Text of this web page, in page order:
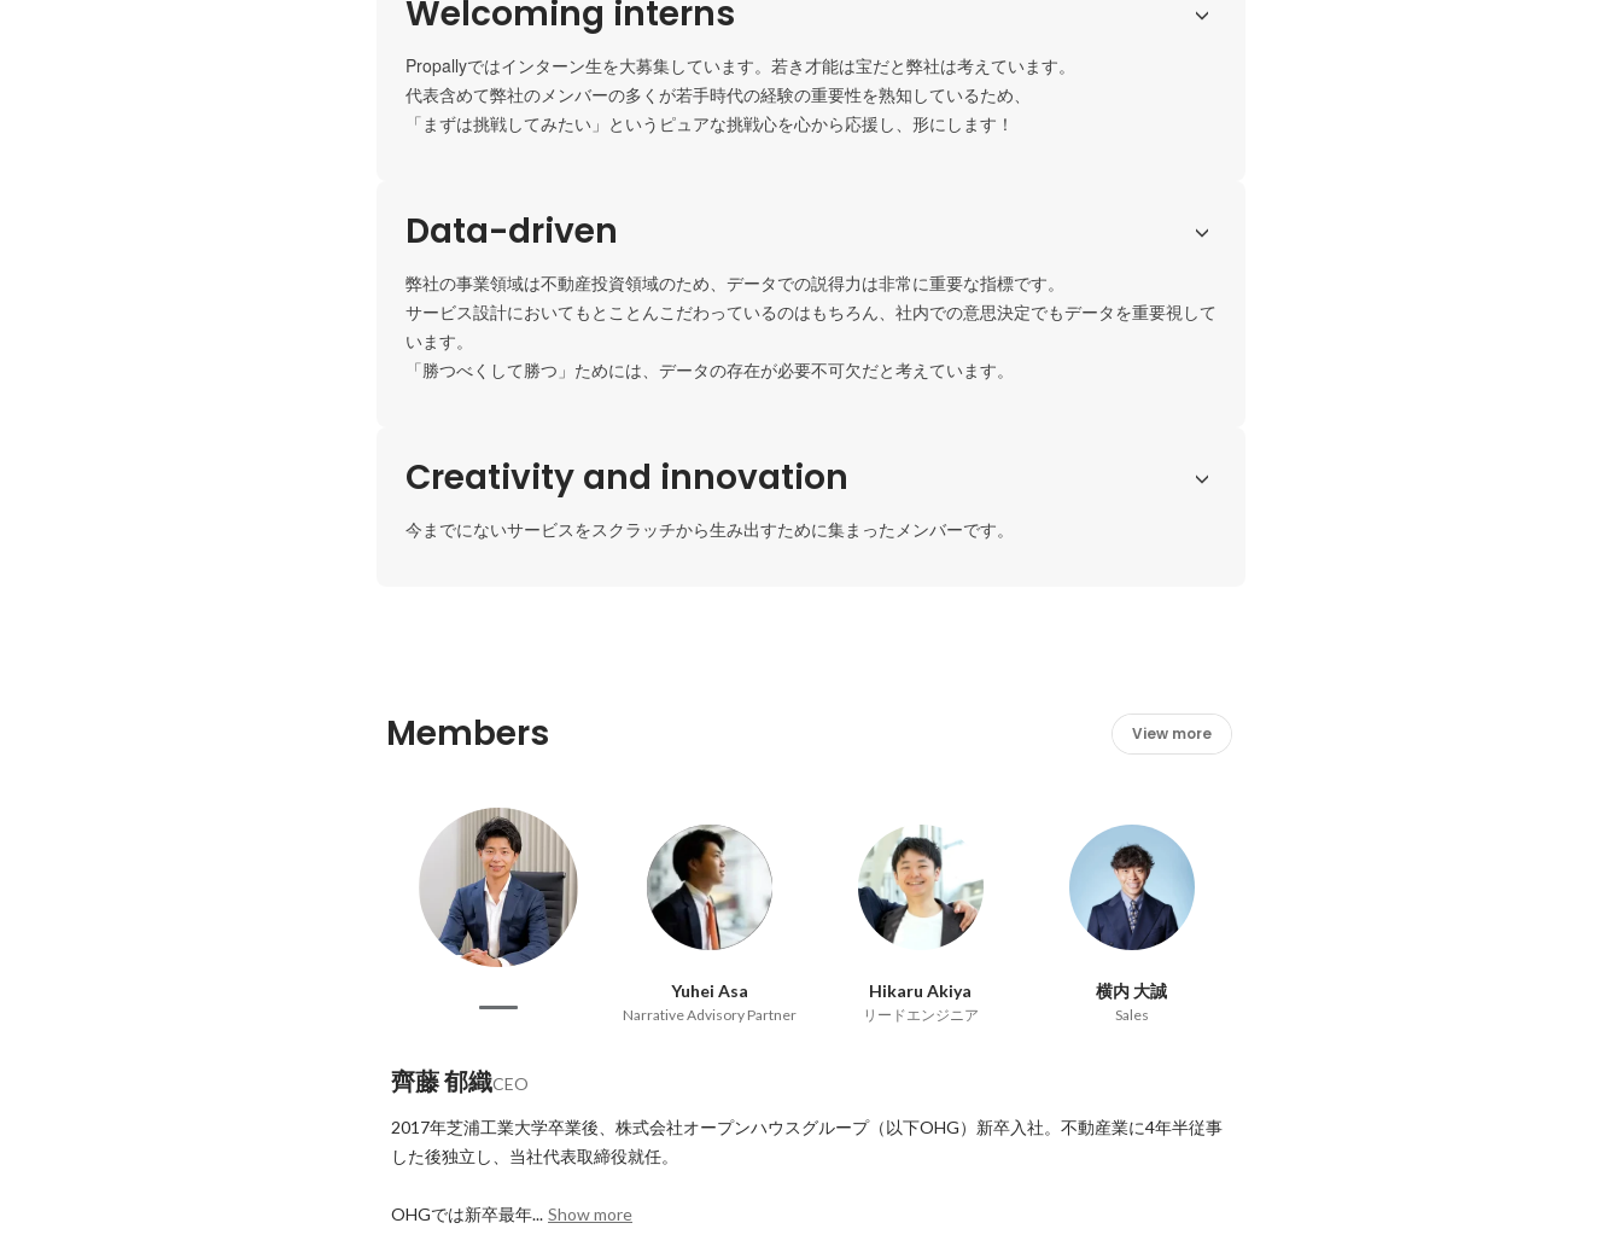
Welcoming interns
Propallyではインターン生を大募集しています。若き才能は宝だと弊社は考えています。
代表含めて弊社のメンバーの多くが若手時代の経験の重要性を熟知しているため、
「まずは挑戦してみたい」というピュアな挑戦心を心から応援し、形にします！
Data-driven
弊社の事業領域は不動産投資領域のため、データでの説得力は非常に重要な指標です。
サービス設計においてもとことんこだわっているのはもちろん、社内での意思決定でもデータを重要視して
います。
「勝つべくして勝つ」ためには、データの存在が必要不可欠だと考えています。
Creativity and innovation
今までにないサービスをスクラッチから生み出すために集まったメンバーです。
Members View more
Yuhei Asa
Narrative Advisory Partner
Hikaru Akiya
リードエンジニア
横内 大誠
Sales
齊藤 郁織CEO
2017年芝浦工業大学卒業後、株式会社オープンハウスグループ（以下OHG）新卒入社。不動産業に4年半従事
した後独立し、当社代表取締役就任。
OHGでは新卒最年... Show more